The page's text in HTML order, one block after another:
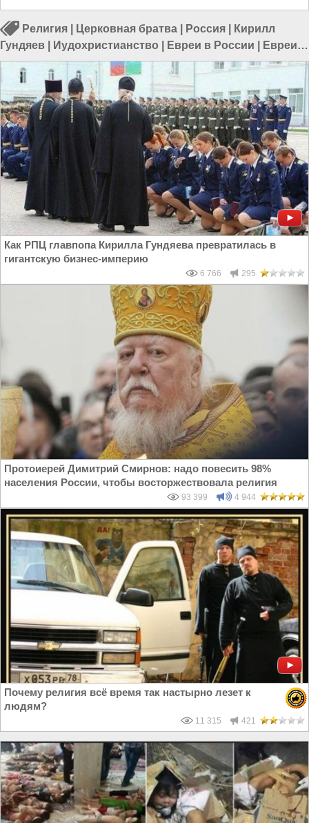
Религия Церковная братва Россия
Кирилл
Гундяев
Иудохристианство Евреи в России
Евреи и
Россия
Как РПЦ главпопа Кирилла Гундяева превратилась в
гигантскую бизнес-империю
6 766 295
Протоиерей Димитрий Смирнов: надо повесить 98%
населения России, чтобы восторжествовала религия
93 399 4 944
Почему религия всё время так настырно лезет к
людям?
11 315 421